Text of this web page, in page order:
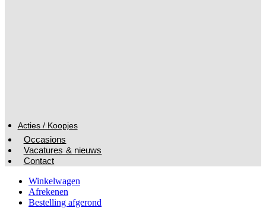
Acties / Koopjes
Occasions
Vacatures & nieuws
Contact
Winkelwagen
Afrekenen
Bestelling afgerond